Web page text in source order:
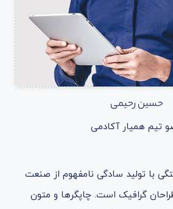
حسین رحیمی
تیم همیار آکادمی
با تولید سادگی نامفهوم از صنعت
گرافیک است. چاپگرها و متون